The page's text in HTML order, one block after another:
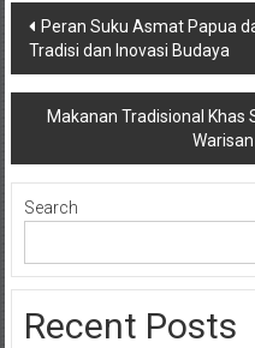
Post
navigation
Peran Suku Asmat Papua
Tradisi dan Inovasi Budaya
Makanan Tradisional Khas
Search
Recent Posts